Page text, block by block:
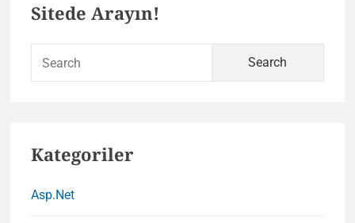
Sitede Arayın!
Kategoriler
Asp.Net